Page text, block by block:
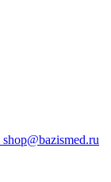
shop@bazismed.ru